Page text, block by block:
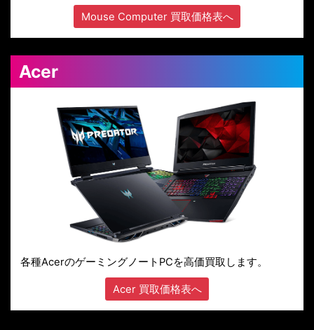
Mouse Computer 買取価格表へ
Acer
各種AcerのゲーミングノートPCを高価買取します。
Acer 買取価格表へ